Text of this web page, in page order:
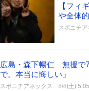
【フィ
や全体
スポニチア
広島・森下暢仁 無援で
で。本当に悔しい」
スポニチアネックス 8/8(土) 5:05